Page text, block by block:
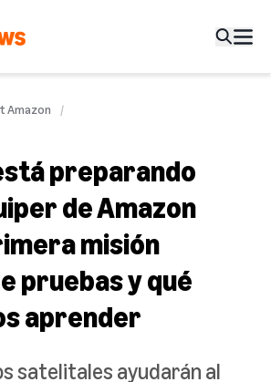
Amazon
preparando
de Amazon
misión
pruebas y qué
aprender
satelitales ayudarán al